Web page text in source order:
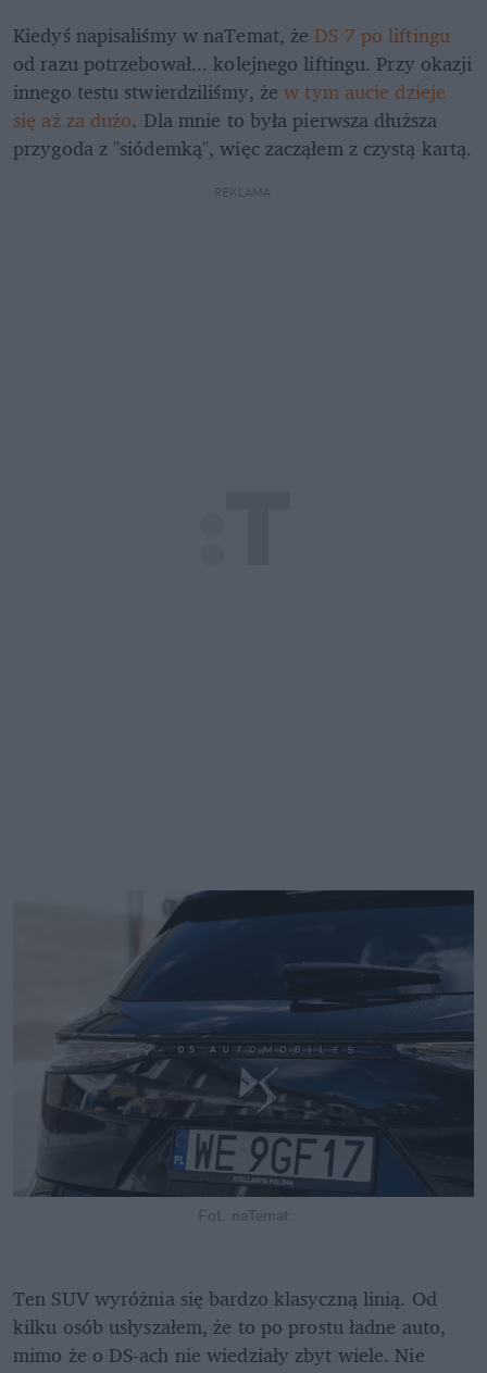
Kiedyś napisaliśmy w naTemat, że DS 7 po liftingu
od razu potrzebował... kolejnego liftingu. Przy okazji
innego testu stwierdziliśmy, że w tym aucie dzieje
się aż za dużo. Dla mnie to była pierwsza dłuższa
przygoda z "siódemką", więc zacząłem z czystą kartą.
REKLAMA
Fot. naTemat
Ten SUV wyróżnia się bardzo klasyczną linią. Od
kilku osób usłyszałem, że to po prostu ładne auto,
mimo że o DS-ach nie wiedziały zbyt wiele. Nie